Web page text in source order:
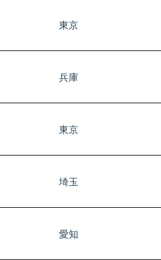
東京
兵庫
東京
埼玉
愛知